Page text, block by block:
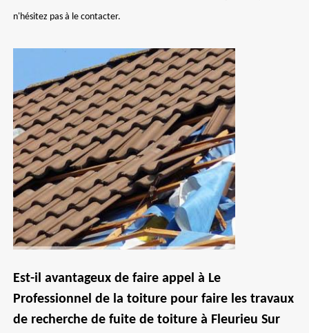
n'hésitez pas à le contacter.
Est-il avantageux de faire appel à Le
Professionnel de la toiture pour faire les travaux
de recherche de fuite de toiture à Fleurieu Sur